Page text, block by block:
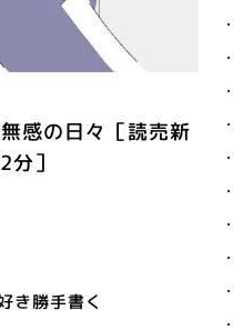
感の日々［読売新
］
き勝手書く